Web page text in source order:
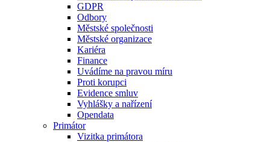
GDPR
Odbory
Městské společnosti
Městské organizace
Kariéra
Finance
Uvádíme na pravou míru
Proti korupci
Evidence smluv
Vyhlášky a nařízení
Opendata
Primátor
Vizitka primátora